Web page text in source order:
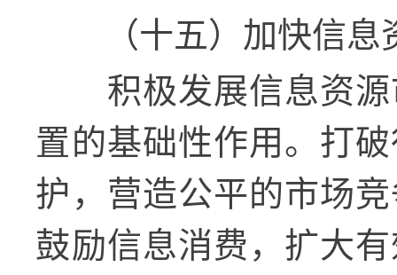
（十五）加快信
积极发展信息资
置的基础性作用。打
护，营造公平的市场
鼓励信息消费，扩大